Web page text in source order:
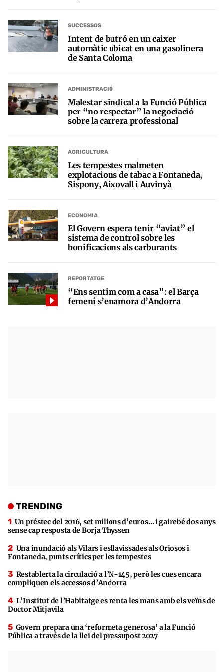
SUCCESSOS
Intent de butró en un caixer
automàtic ubicat en una gasolinera
de Santa Coloma
ADMINISTRACIÓ
Malestar sindical a la Funció Pública
per “no respectar” la negociació
sobre la carrera professional
AGRICULTURA
Les tempestes malmeten
explotacions de tabac a Fontaneda,
Sispony, Aixovall i Auvinyà
ECONOMIA
El Govern espera tenir “aviat” el
sistema de control sobre les
bonificacions als carburants
REPORTATGE
“Ens sentim com a casa”: el Barça
femení s’enamora d’Andorra
TRENDING
Un préstec del 2016, set milions d’euros… i gairebé dos anys
sense cap resposta de Borja Thyssen
Una inundació als Vilars i esllavissades als Oriosos i
Fontaneda, punts crítics per les tempestes
Restablerta la circulació a l’N-145, però les cues encara
compliquen els accessos d’Andorra
L’Institut de l’Habitatge es renta les mans amb els veïns de
Doctor Mitjavila
Govern prepara una ‘reformeta generosa’ a la Funció
Pública a través de la llei del pressupost 2027